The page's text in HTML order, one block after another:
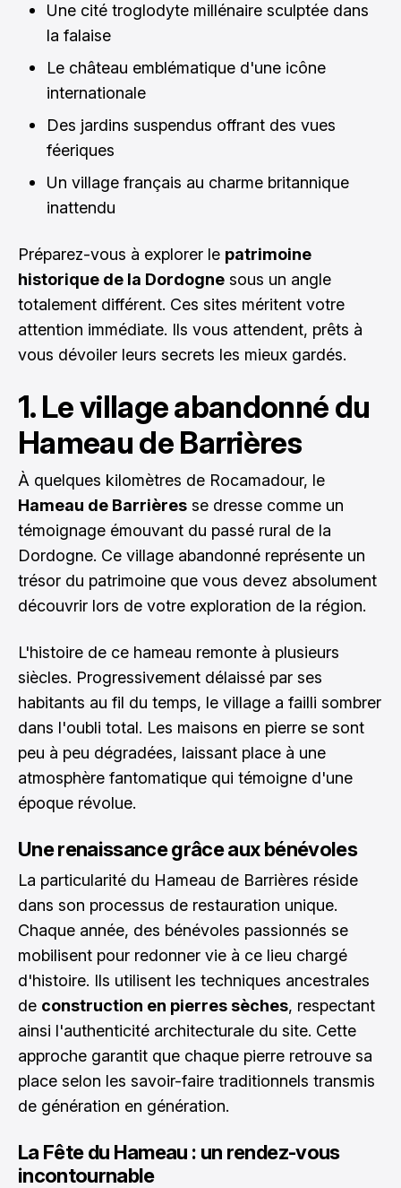
Une cité troglodyte millénaire sculptée dans
la falaise
Le château emblématique d'une icône
internationale
Des jardins suspendus offrant des vues
féeriques
Un village français au charme britannique
inattendu
Préparez-vous à explorer le patrimoine
historique de la Dordogne sous un angle
totalement différent. Ces sites méritent votre
attention immédiate. Ils vous attendent, prêts à
vous dévoiler leurs secrets les mieux gardés.
1. Le village abandonné du
Hameau de Barrières
À quelques kilomètres de Rocamadour, le
Hameau de Barrières se dresse comme un
témoignage émouvant du passé rural de la
Dordogne. Ce village abandonné représente un
trésor du patrimoine que vous devez absolument
découvrir lors de votre exploration de la région.
L'histoire de ce hameau remonte à plusieurs
siècles. Progressivement délaissé par ses
habitants au fil du temps, le village a failli sombrer
dans l'oubli total. Les maisons en pierre se sont
peu à peu dégradées, laissant place à une
atmosphère fantomatique qui témoigne d'une
époque révolue.
Une renaissance grâce aux bénévoles
La particularité du Hameau de Barrières réside
dans son processus de restauration unique.
Chaque année, des bénévoles passionnés se
mobilisent pour redonner vie à ce lieu chargé
d'histoire. Ils utilisent les techniques ancestrales
de construction en pierres sèches, respectant
ainsi l'authenticité architecturale du site. Cette
approche garantit que chaque pierre retrouve sa
place selon les savoir-faire traditionnels transmis
de génération en génération.
La Fête du Hameau : un rendez-vous
incontournable